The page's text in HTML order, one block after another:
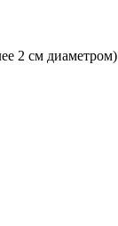
2 см диаметром)